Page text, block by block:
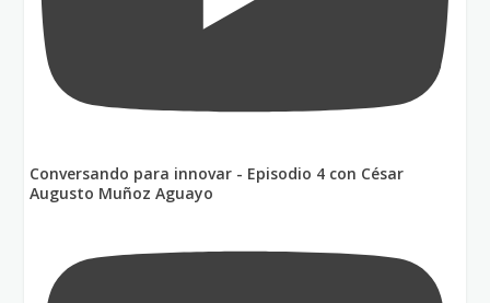
Conversando para innovar - Episodio 4 con César
Augusto Muñoz Aguayo